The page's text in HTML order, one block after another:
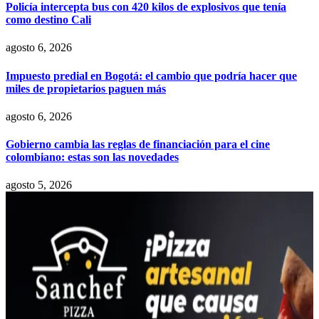
Policía intercepta bus con 420 kilos de explosivos que tenía
como destino Cali
agosto 6, 2026
Impuesto predial en Bogotá: el cambio que podría hacer que
miles de propietarios paguen más
agosto 6, 2026
Gobierno cambia las reglas de financiación para el cine
colombiano: estas son las novedades
agosto 5, 2026